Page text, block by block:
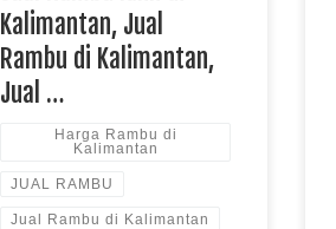
Kalimantan, Jual
Rambu di Kalimantan,
Jual …
Harga Rambu di
Kalimantan
JUAL RAMBU
Jual Rambu di Kalimantan